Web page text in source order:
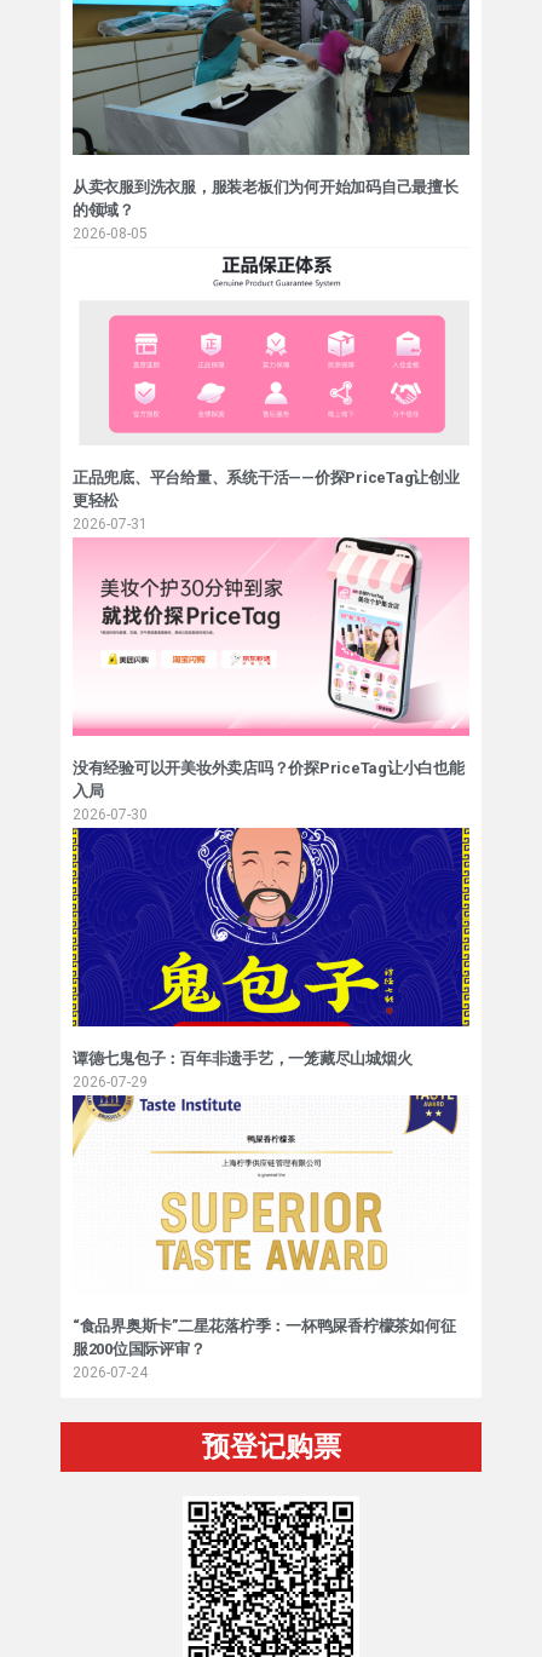
从卖衣服到洗衣服，服装老板们为何开始加码自己最擅长
的领域？
2026-08-05
正品兜底、平台给量、系统干活——价探PriceTag让创业
更轻松
2026-07-31
没有经验可以开美妆外卖店吗？价探PriceTag让小白也能
入局
2026-07-30
谭德七鬼包子：百年非遗手艺，一笼藏尽山城烟火
2026-07-29
“食品界奥斯卡”二星花落柠季：一杯鸭屎香柠檬茶如何征
服200位国际评审？
2026-07-24
预登记购票